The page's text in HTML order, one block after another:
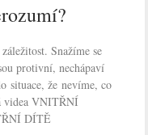
Snažíme se
protivní, nechápaví
situace, že nevíme, co
videa VNITŘNÍ
DÍTĚ